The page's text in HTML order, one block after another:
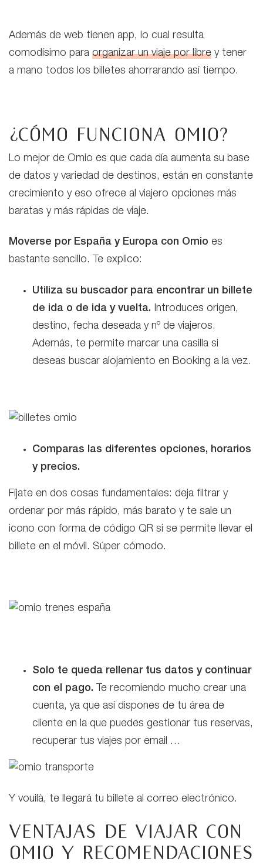
Además de web tienen app, lo cual resulta
comodísimo para organizar un viaje por libre y tener
a mano todos los billetes ahorrarando así tiempo.
¿Cómo funciona Omio?
Lo mejor de Omio es que cada día aumenta su base
de datos y variedad de destinos, están en constante
crecimiento y eso ofrece al viajero opciones más
baratas y más rápidas de viaje.
Moverse por España y Europa con Omio es
bastante sencillo. Te explico:
Utiliza su buscador para encontrar un billete
de ida o de ida y vuelta. Introduces origen,
destino, fecha deseada y nº de viajeros.
Además, te permite marcar una casilla si
deseas buscar alojamiento en Booking a la vez.
Comparas las diferentes opciones, horarios
y precios.
Fíjate en dos cosas fundamentales: deja filtrar y
ordenar por más rápido, más barato y te sale un
icono con forma de código QR si se permite llevar el
billete en el móvil. Súper cómodo.
Solo te queda rellenar tus datos y continuar
con el pago. Te recomiendo mucho crear una
cuenta, ya que así dispones de tu área de
cliente en la que puedes gestionar tus reservas,
recuperar tus viajes por email …
Y vouilà, te llegará tu billete al correo electrónico.
Ventajas de viajar con
Omio y recomendaciones